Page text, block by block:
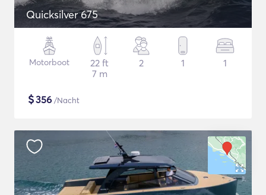
Quicksilver 675
Motorboot
22 ft
7 m
2 1 1
$356 /Nacht